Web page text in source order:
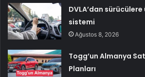
DVLA’dan
sistemi
Ağustos 8, 2026
Togg’un Almanya
Planları